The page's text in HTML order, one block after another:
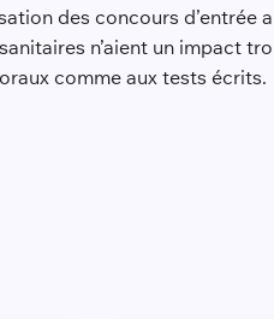
des concours d’entrée
n’aient un impact
comme aux tests écrits.